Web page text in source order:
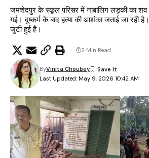
जमशेदपुर के स्कूल परिसर में नाबालिग लड़की का
गई। दुष्कर्म के बाद हत्या की आशंका जताई जा रही
जुटी हुई है।
Last Updated: May 9, 2026 10:42 AM
ByVinita Choubey
2 Min Read